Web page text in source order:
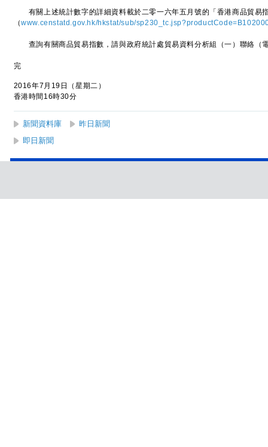
有關上述統計數字的詳細資料載於二零一六年五月號的「香港商品貿易
（www.censtatd.gov.hk/hkstat/sub/
查詢有關商品貿易指數，請與政府統計處貿易資料分析組（一）聯絡（
完
2016年7月19日（星期二）
香港時間16時30分
新聞資料庫
昨日新聞
即日新聞